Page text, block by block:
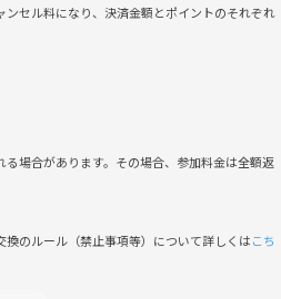
を楽しめるようにサポートします！
セル料になり、決済金額とポイントのそれぞれ
場合があります。その場合、参加料金は全額返
のルール（禁止事項等）について詳しくはこち